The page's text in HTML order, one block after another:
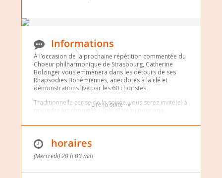
Lire la suite
Informations
À l’occasion de la prochaine répétition commentée du
Choeur philharmonique de Strasbourg, Catherine
Bolzinger vous emmènera dans les détours de ses
Rhapsodies Bohémiennes, anecdotes à la clé et
démonstrations live par les 60 choristes.
Traditionnelle cerise de la soirée, vous serez invité(e) à
rejoindre les choristes sur le plateau pour une
cette soirée bohémienne.
Gratuit surinscription, plateau
horaires
(Mercredi) 20 h 00 min